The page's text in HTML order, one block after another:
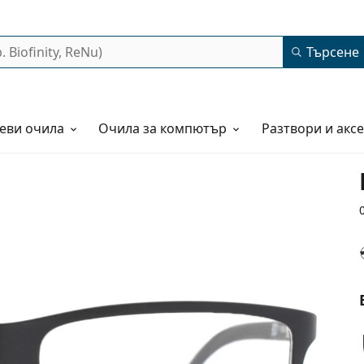
Търсене
очила Очила за компютър Разтвори и